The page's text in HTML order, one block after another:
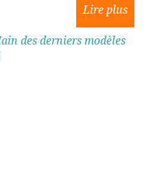
des derniers modèles